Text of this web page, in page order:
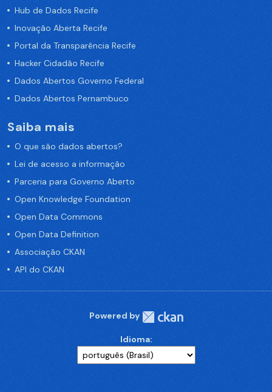
Hub de Dados Recife
Inovação Aberta Recife
Portal da Transparência Recife
Hacker Cidadão Recife
Dados Abertos Governo Federal
Dados Abertos Pernambuco
Saiba mais
O que são dados abertos?
Lei de acesso a informação
Parceria para Governo Aberto
Open Knowledge Foundation
Open Data Commons
Open Data Definition
Associação CKAN
API do CKAN
Powered by
Idioma